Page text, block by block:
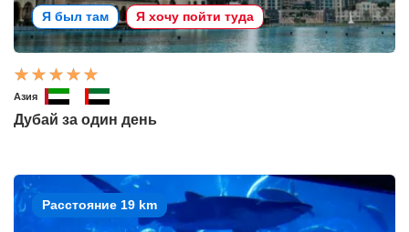
Я был там Я хочу пойти туда
Азия
Дубай за один день
Расстояние 19 km